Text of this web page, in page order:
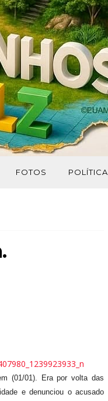
FOTOS POLÍTICA
(01/01). Era por volta das
e denunciou o acusado